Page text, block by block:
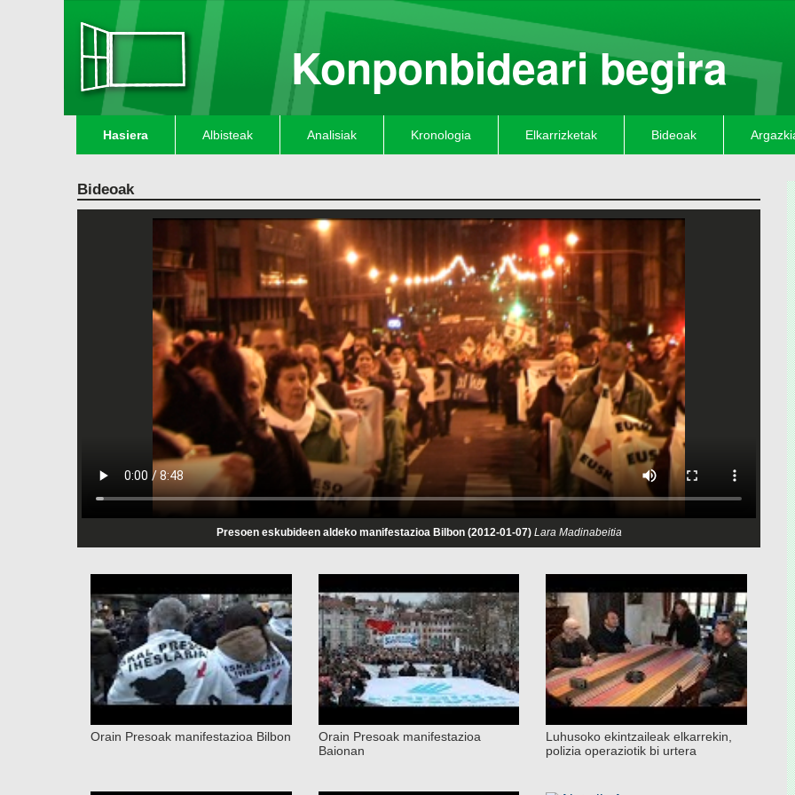
Konponbideari begira
Hasiera Albisteak Analisiak Kronologia Elkarrizketak Bideoak
Bideoak
Presoen eskubideen aldeko manifestazioa Bilbon (2012-01-07) Lara Madinabeitia
Orain Presoak manifestazioa Bilbon
Orain Presoak manifestazioa
Baionan
Luhusoko ekintzaileak elkarrekin,
polizia operaziotik bi urtera